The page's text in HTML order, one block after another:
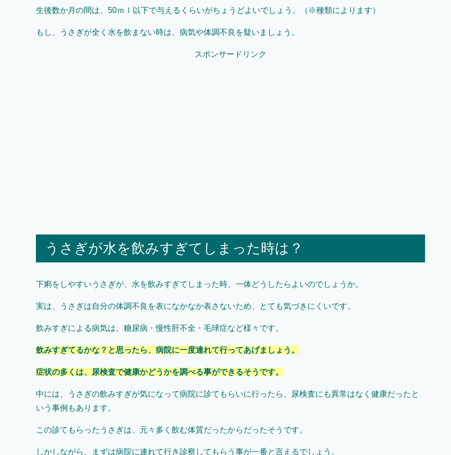
生後数か月の間は、 50ｍｌ以下で与えるくらいがちょうどよいでしょう。（※種類によります）
もし、うさぎが全く水を飲まない時は、病気や体調不良を疑いましょう。
スポンサードリンク
うさぎが水を飲みすぎてしまった時は？
下痢をしやすいうさぎが、水を飲みすぎてしまった時、一体どうしたらよいのでしょうか。
実は、うさぎは自分の体調不良を表になかなか表さないため、とても気づきにくいです。
飲みすぎによる病気は、糖尿病・慢性肝不全・毛球症など様々です。
飲みすぎてるかな？と思ったら、病院に一度連れて行ってあげましょう。
症状の多くは、尿検査で健康かどうかを調べる事ができるそうです。
中には、うさぎの飲みすぎが気になって病院に診てもらいに行ったら、尿検査にも異常はなく健康だったと
いう事例もあります。
この診てもらったうさぎは、元々多く飲む体質だったからだったそうです。
しかしながら、まずは病院に連れて行き診察してもらう事が一番と言えるでしょう。